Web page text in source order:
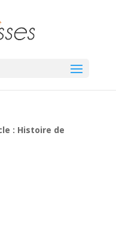
: Histoire de